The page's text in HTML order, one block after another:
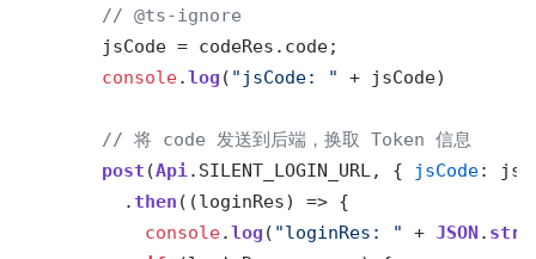
// @ts-ignore
jsCode = codeRes. code;
console.log ( "jsCode: "
+ jsCode)
// 将 code 发送到后端，换取 Token 信息
post (Api. SILENT_LOGIN_URL, { jsCode:
.then ( (loginRes) => {
console.log ( "loginRes: " + JSON .